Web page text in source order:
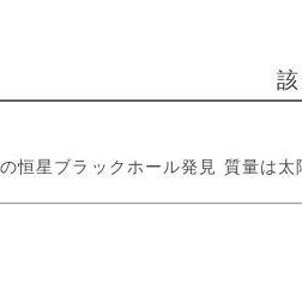
恒星ブラックホール発見 質量は太